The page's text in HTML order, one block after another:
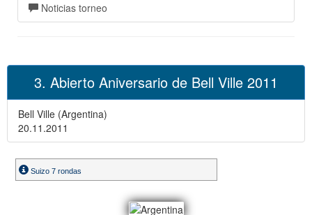
Noticias torneo
3. Abierto Aniversario de Bell Ville 2011
Bell Ville (Argentina)
20.11.2011
Suizo 7 rondas